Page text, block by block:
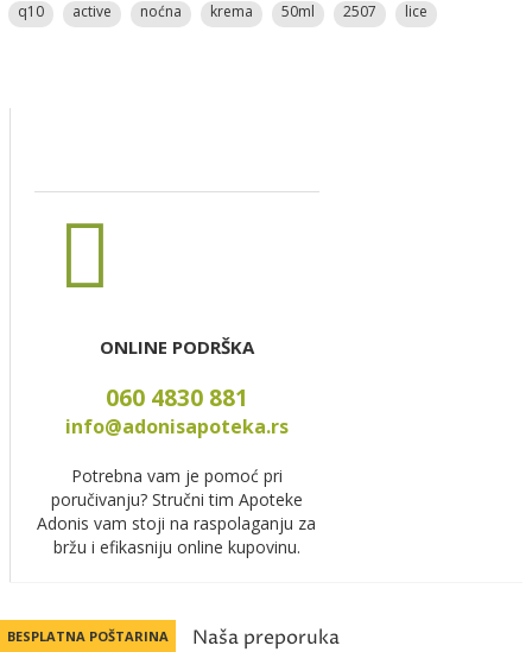
q10 active noćna krema 50ml 2507 lice
ONLINE PODRŠKA
060 4830 881
info@adonisapoteka.rs
Potrebna vam je pomoć pri
poručivanju? Stručni tim Apoteke
Adonis vam stoji na raspolaganju za
bržu i efikasniju online kupovinu.
Naša preporuka
BESPLATNA POŠTARINA
BESPLATNA POŠTARINA